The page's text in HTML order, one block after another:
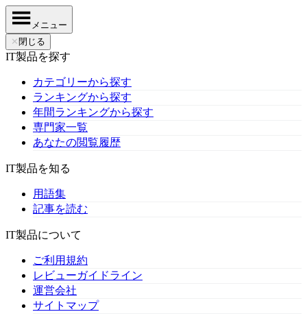
メニュー
✕ 閉じる
IT製品を探す
カテゴリーから探す
ランキングから探す
年間ランキングから探す
専門家一覧
あなたの閲覧履歴
IT製品を知る
用語集
記事を読む
IT製品について
ご利用規約
レビューガイドライン
運営会社
サイトマップ